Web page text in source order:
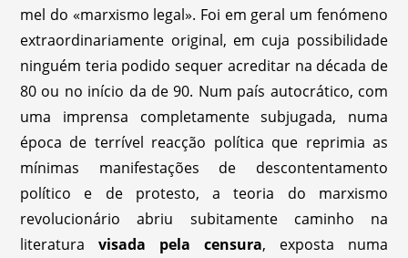
mel do «marxismo legal». Foi em geral um fenómeno
extraordinariamente original, em cuja possibilidade
ninguém teria podido sequer acreditar na década de
80 ou no início da de 90. Num país autocrático, com
uma imprensa completamente subjugada, numa
época de terrível reacção política que reprimia as
mínimas manifestações de descontentamento
político e de protesto, a teoria do marxismo
revolucionário abriu subitamente caminho na
literaturavisada pela censura, exposta numa